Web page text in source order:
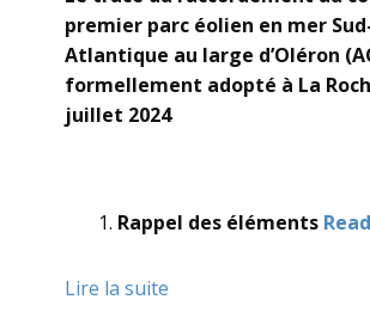
premier parc éolien en mer
Atlantique au large d’Oléron
formellement adopté à La
juillet 2024
Rappel des éléments
Lire la suite